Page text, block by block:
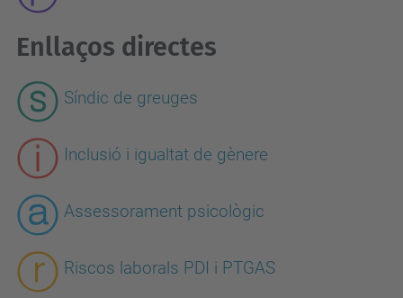
Enllaços directes
Síndic de greuges
Inclusió i igualtat de gènere
Assessorament psicològic
Riscos laborals PDI i PTGAS